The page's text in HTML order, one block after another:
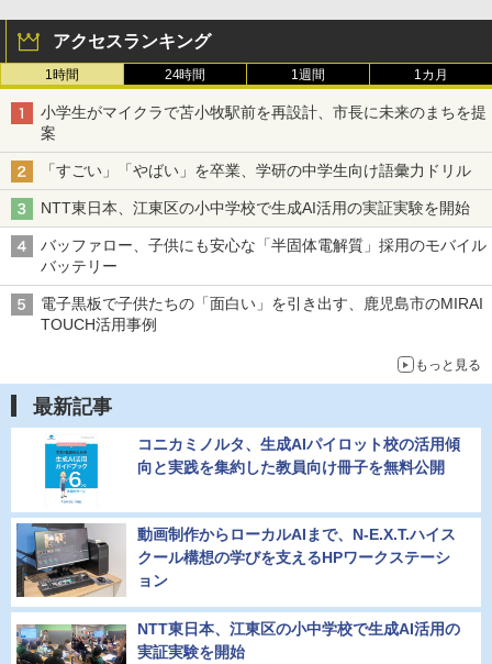
アクセスランキング
1時間 24時間 1週間 1カ月
小学生がマイクラで苫小牧駅前を再設計、市長に未来のまちを提
案
「すごい」「やばい」を卒業、学研の中学生向け語彙力ドリル
NTT東日本、江東区の小中学校で生成AI活用の実証実験を開始
バッファロー、子供にも安心な「半固体電解質」採用のモバイル
バッテリー
電子黒板で子供たちの「面白い」を引き出す、鹿児島市のMIRAI
TOUCH活用事例
もっと見る
最新記事
コニカミノルタ、生成AIパイロット校の活用傾
向と実践を集約した教員向け冊子を無料公開
動画制作からローカルAIまで、N-E.X.T.ハイス
クール構想の学びを支えるHPワークステーシ
ョン
NTT東日本、江東区の小中学校で生成AI活用の
実証実験を開始